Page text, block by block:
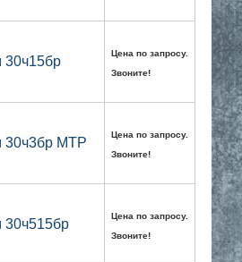
30ч15бр
Цена по запросу.
Звоните!
30ч3бр МТР
Цена по запросу.
Звоните!
30ч515бр
Цена по запросу.
Звоните!